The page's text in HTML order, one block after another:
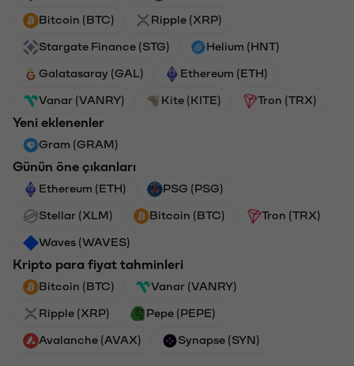
Bitcoin (BTC) Ripple (XRP)
Stargate Finance (STG) Helium (HNT)
Galatasaray (GAL) Ethereum (ETH)
Vanar (VANRY) Kite (KITE) Tron (TRX)
Yeni eklenenler
Gram (GRAM)
Günün öne çıkanları
Ethereum (ETH) PSG (PSG)
Stellar (XLM) Bitcoin (BTC) Tron (TRX)
Waves (WAVES)
Kripto para fiyat tahminleri
Bitcoin (BTC) Vanar (VANRY)
Ripple (XRP) Pepe (PEPE)
Avalanche (AVAX) Synapse (SYN)